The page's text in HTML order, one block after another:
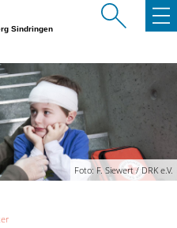
Sindringen
Foto: F. Siewert / DRK e.V.